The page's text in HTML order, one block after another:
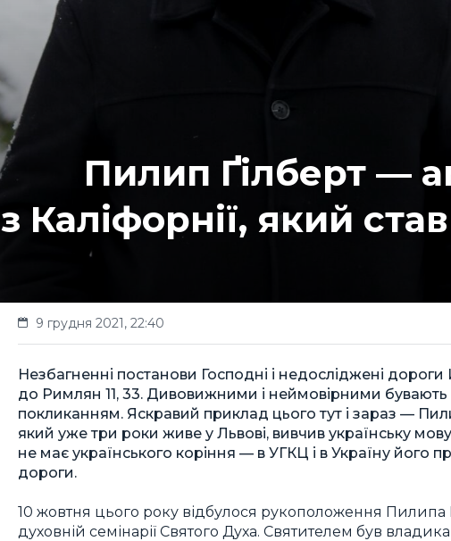
Пилип Ґілберт —
з Каліфорнії, який
9 грудня 2021, 22:40
Незбагненні постанови Господні і недосліджені
до Римлян 11, 33. Дивовижними і неймовірними бувають
покликанням. Яскравий приклад цього тут і зараз —
який уже три роки живе у Львові, вивчив українську
не має українського коріння — в УГКЦ і в Україну його
дороги.
10 жовтня цього року відбулося рукоположення Пилипа
духовній семінарії Святого Духа. Святителем був